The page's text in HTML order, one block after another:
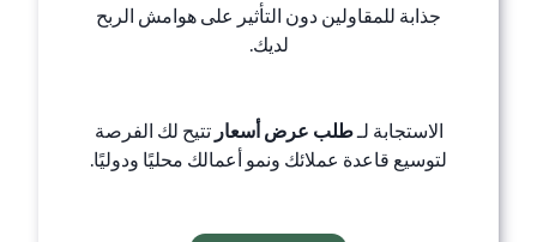
جذابة للمقاولين دون التأثير على هوامش الربح
لديك.
الاستجابة لـطلب عرض أسعارتتيح لك الفرصة
لتوسيع قاعدة عملائك ونمو أعمالك محليًا ودوليًا.